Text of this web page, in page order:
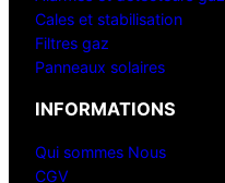
Cales et stabilisation
Filtres gaz
Panneaux solaires
INFORMATIONS
Qui sommes Nous
CGV